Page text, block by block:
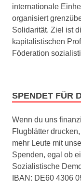
internationale
organisiert
Solidarität. Ziel ist
kapitalistischen
Föderation
SPENDET FÜR
Wenn du uns
Flugblätter
mehr Leute mit
Spenden, egal ob
Sozialistische
IBAN: DE60 4306